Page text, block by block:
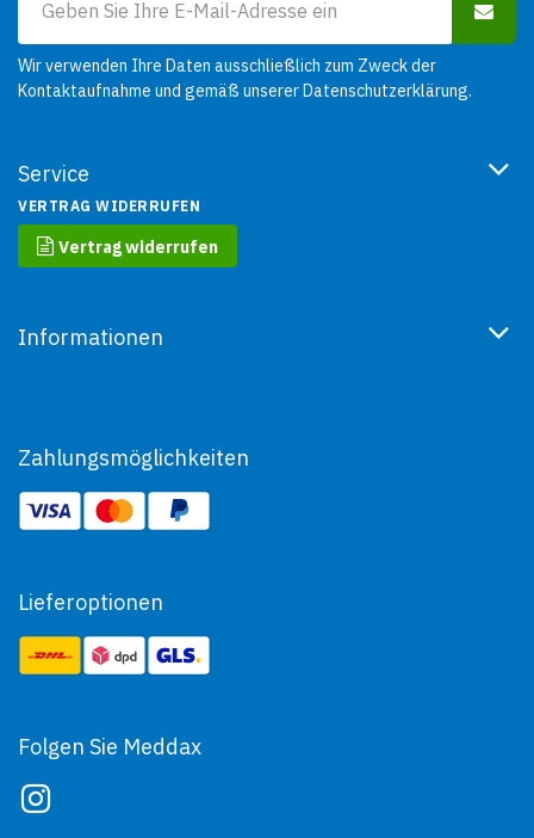
Service
VERTRAG WIDERRUFEN
Vertrag widerrufen
Informationen
Wir verwenden Ihre Daten ausschließlich zum Zweck der
Kontaktaufnahme und gemäß unsererDatenschutzerklärung.
Zahlungsmöglichkeiten
Lieferoptionen
Folgen Sie Meddax